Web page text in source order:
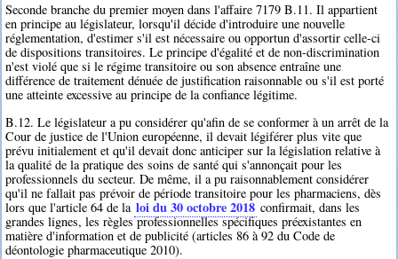
Seconde branche du premier moyen dans l'affaire 7179 B.11. Il appartient
en principe au législateur, lorsqu'il décide d'introduire une nouvelle
réglementation, d'estimer s'il est nécessaire ou opportun d'assortir celle-ci
de dispositions transitoires. Le principe d'égalité et de non-discrimination
n'est violé que si le régime transitoire ou son absence entraîne une
différence de traitement dénuée de justification raisonnable ou s'il est porté
une atteinte excessive au principe de la confiance légitime.
B.12. Le législateur a pu considérer qu'afin de se conformer à un arrêt de la
Cour de justice de l'Union européenne, il devait légiférer plus vite que
prévu initialement et qu'il devait donc anticiper sur la législation relative à
la qualité de la pratique des soins de santé qui s'annonçait pour les
professionnels du secteur. De même, il a pu raisonnablement considérer
qu'il ne fallait pas prévoir de période transitoire pour les pharmaciens, dès
lors que l'article 64 de la loi du 30 octobre 2018 confirmait, dans les
grandes lignes, les règles professionnelles spécifiques préexistantes en
matière d'information et de publicité (articles 86 à 92 du Code de
déontologie pharmaceutique 2010).